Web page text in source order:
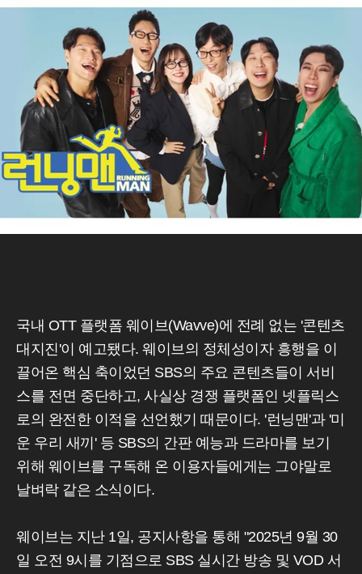
국내 OTT 플랫폼 웨이브(Wavve)에 전례 없는 '콘텐츠
대지진'이 예고됐다. 웨이브의 정체성이자 흥행을 이
끌어온 핵심 축이었던 SBS의 주요 콘텐츠들이 서비
스를 전면 중단하고, 사실상 경쟁 플랫폼인 넷플릭스
로의 완전한 이적을 선언했기 때문이다. '런닝맨'과 '미
운 우리 새끼' 등 SBS의 간판 예능과 드라마를 보기
위해 웨이브를 구독해 온 이용자들에게는 그야말로
날벼락 같은 소식이다.
웨이브는 지난 1일, 공지사항을 통해 "2025년 9월 30
일 오전 9시를 기점으로 SBS 실시간 방송 및 VOD 서